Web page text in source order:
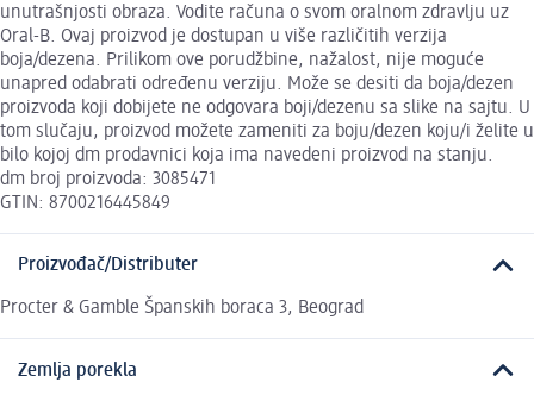
unutrašnjosti obraza. Vodite računa o svom oralnom zdravlju uz
Oral-B. Ovaj proizvod je dostupan u više različitih verzija
boja/dezena. Prilikom ove porudžbine, nažalost, nije moguće
unapred odabrati određenu verziju. Može se desiti da boja/dezen
proizvoda koji dobijete ne odgovara boji/dezenu sa slike na sajtu. U
tom slučaju, proizvod možete zameniti za boju/dezen koju/i želite u
bilo kojoj dm prodavnici koja ima navedeni proizvod na stanju.
dm broj proizvoda: 3085471
GTIN: 8700216445849
Proizvođač/Distributer
Procter & Gamble Španskih boraca 3, Beograd
Zemlja porekla